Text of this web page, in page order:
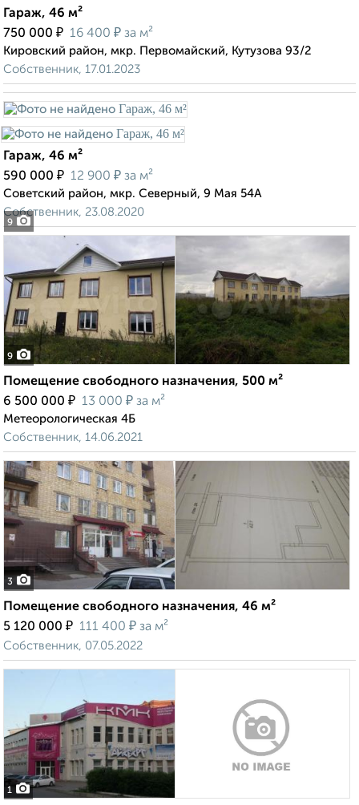
Гараж, 46 м²
750 000 ₽ 16 400 ₽ за м²
Кировский район, мкр. Первомайский, Кутузова 93/2
Собственник, 17.01.2023
9
Гараж, 46 м²
590 000 ₽ 12 900 ₽ за м²
Советский район, мкр. Северный, 9 Мая 54А
Собственник, 23.08.2020
9
Помещение свободного назначения, 500 м²
6 500 000 ₽ 13 000 ₽ за м²
Метеорологическая 4Б
Собственник, 14.06.2021
3
Помещение свободного назначения, 46 м²
5 120 000 ₽ 111 400 ₽ за м²
Собственник, 07.05.2022
1